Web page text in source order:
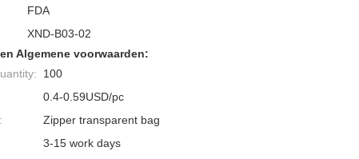
FDA
XND-B03-02
Algemene voorwaarden:
100
0.4-0.59USD/pc
Zipper transparent bag
3-15 work days